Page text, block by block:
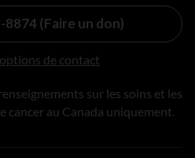
8874 (Faire un don)
de contact
sur les soins et les
cancer au Canada uniquement.